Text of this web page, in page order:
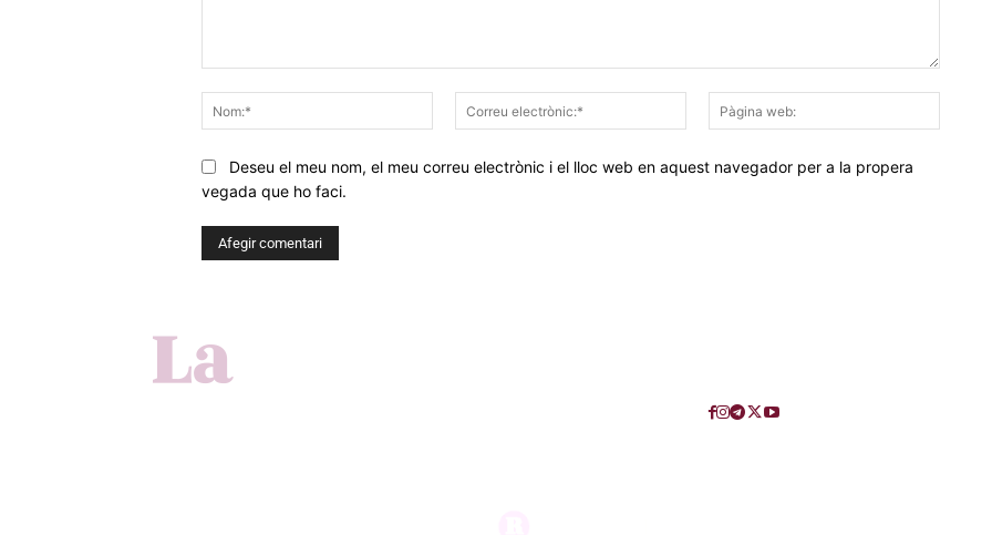
Nom:*
Correu
electrònic:*
web:
Deseu el meu nom, el meu correu electrònic i el lloc web en aquest navegador per a la propera
vegada que ho faci.